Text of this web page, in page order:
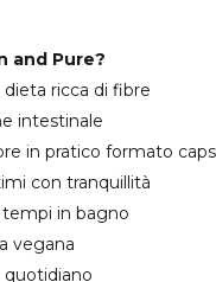
and Pure?
ricca di fibre
pratico formato
con tranquillità
in bagno